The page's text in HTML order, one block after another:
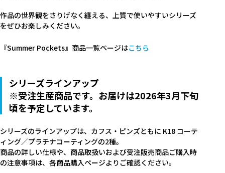
作品の世界観をさりげなく纏える、上質で使いやすいシリーズ
をぜひお楽しみください。
『Summer Pockets』商品一覧ページはこちら
シリーズラインアップ
※受注生産商品です。お届けは2026年3月下旬
頃を予定しています。
シリーズのラインアップは、カフス・ピンズともに K18 コーテ
ィング／プラチナコーティングの2種。
商品の詳しい仕様や、商品取扱いおよび受注販売商品ご購入時
の注意事項は、各商品購入ページよりご確認ください。